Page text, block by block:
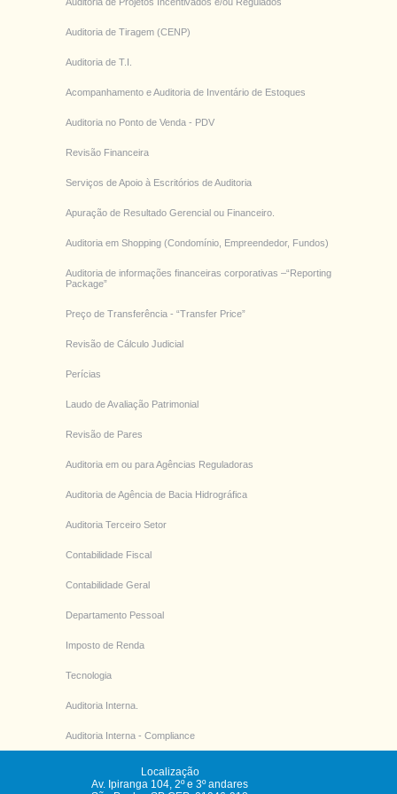
Auditoria de Tiragem (CENP)
Auditoria de T.I.
Acompanhamento e Auditoria de Inventário de Estoques
Auditoria no Ponto de Venda - PDV
Revisão Financeira
Serviços de Apoio à Escritórios de Auditoria
Apuração de Resultado Gerencial ou Financeiro.
Auditoria em Shopping (Condomínio, Empreendedor, Fundos)
Auditoria de informações financeiras corporativas –“Reporting
Package”
Preço de Transferência - “Transfer Price”
Revisão de Cálculo Judicial
Perícias
Laudo de Avaliação Patrimonial
Revisão de Pares
Auditoria em ou para Agências Reguladoras
Auditoria de Agência de Bacia Hidrográfica
Auditoria Terceiro Setor
Contabilidade Fiscal
Contabilidade Geral
Departamento Pessoal
Imposto de Renda
Tecnologia
Auditoria Interna.
Auditoria Interna - Compliance
Localização
Av. Ipiranga 104, 2º e 3º andares